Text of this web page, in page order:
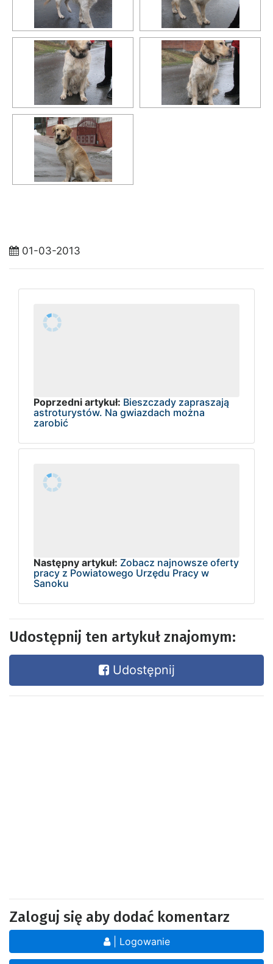
01-03-2013
Poprzedni artykuł: Bieszczady zapraszają
astroturystów. Na gwiazdach można
zarobić
Następny artykuł: Zobacz najnowsze oferty
pracy z Powiatowego Urzędu Pracy w
Sanoku
Udostępnij ten artykuł znajomym:
Udostępnij
Zaloguj się aby dodać komentarz
| Logowanie